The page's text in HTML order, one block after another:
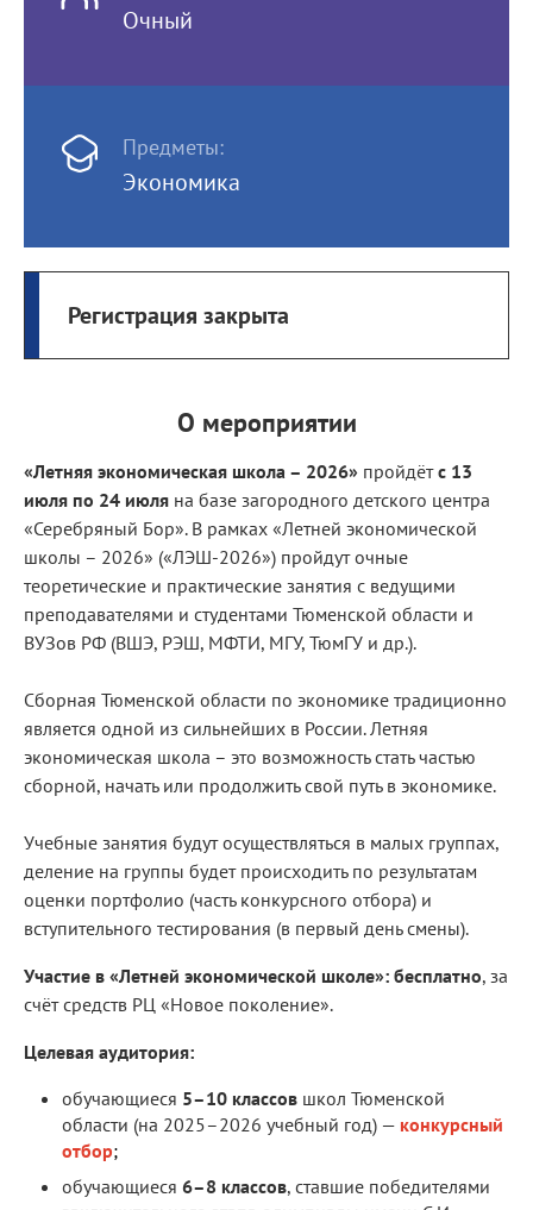
Очный
Предметы:
Экономика
Регистрация закрыта
О мероприятии
«Летняя экономическая школа – 2026» пройдётс 13
июля по 24 июля на базе загородного детского центра
«Серебряный Бор». В рамках «Летней экономической
школы – 2026» («ЛЭШ-2026») пройдут очные
теоретические и практические занятия с ведущими
преподавателями и студентами Тюменской области и
ВУЗов РФ (ВШЭ, РЭШ, МФТИ, МГУ, ТюмГУ и др.).
Сборная Тюменской области по экономике традиционно
является одной из сильнейших в России. Летняя
экономическая школа – это возможность стать частью
сборной, начать или продолжить свой путь в экономике.
Учебные занятия будут осуществляться в малых группах,
деление на группы будет происходить по результатам
оценки портфолио (часть конкурсного отбора) и
вступительного тестирования (в первый день смены).
Участие в «Летней экономической школе»: бесплатно, за
счёт средств РЦ «Новое поколение».
Целевая аудитория:
обучающиеся 5–10 классов школ Тюменской
области (на 2025–2026 учебный год) — конкурсный
отбор;
обучающиеся 6–8 классов, ставшие победителями